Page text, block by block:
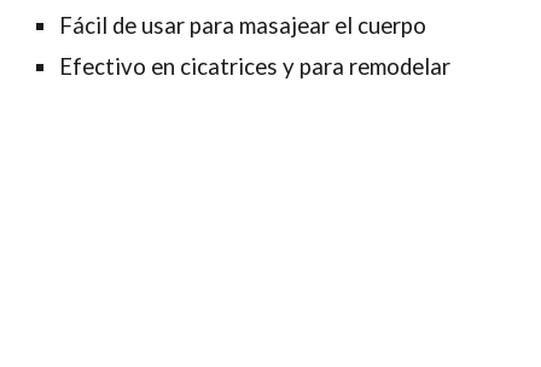
Fácil de usar para masajear el cuerpo
Efectivo en cicatrices y para remodelar